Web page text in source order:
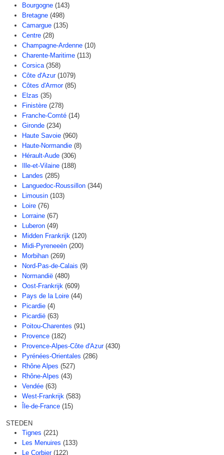
Bourgogne (143)
Bretagne (498)
Camargue (135)
Centre (28)
Champagne-Ardenne (10)
Charente-Maritime (113)
Corsica (358)
Côte d'Azur (1079)
Côtes d'Armor (85)
Elzas (35)
Finistère (278)
Franche-Comté (14)
Gironde (234)
Haute Savoie (960)
Haute-Normandie (8)
Hérault-Aude (306)
Ille-et-Vilaine (188)
Landes (285)
Languedoc-Roussillon (344)
Limousin (103)
Loire (76)
Lorraine (67)
Luberon (49)
Midden Frankrijk (120)
Midi-Pyreneeën (200)
Morbihan (269)
Nord-Pas-de-Calais (9)
Normandië (480)
Oost-Frankrijk (609)
Pays de la Loire (44)
Picardie (4)
Picardië (63)
Poitou-Charentes (91)
Provence (182)
Provence-Alpes-Côte d'Azur (430)
Pyrénées-Orientales (286)
Rhône Alpes (527)
Rhône-Alpes (43)
Vendée (63)
West-Frankrijk (583)
Île-de-France (15)
STEDEN
Tignes (221)
Les Menuires (133)
Le Corbier (122)